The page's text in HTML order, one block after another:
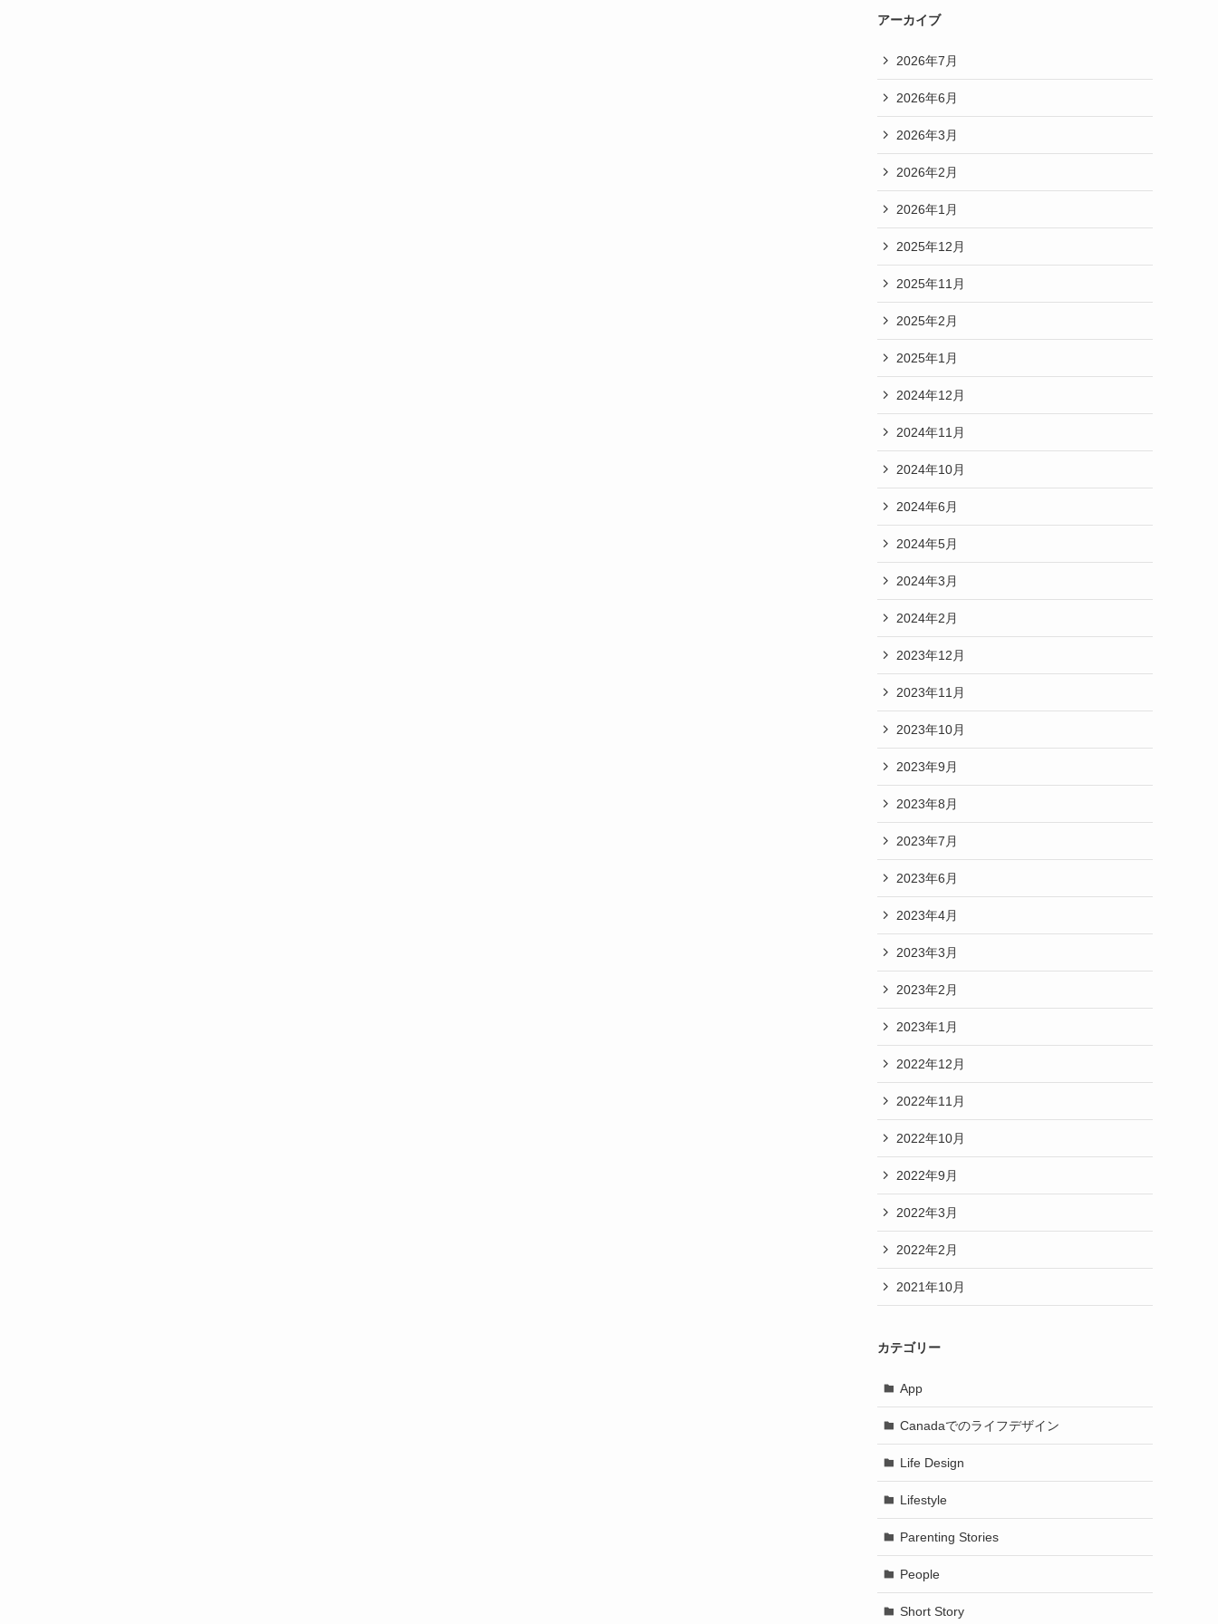
アーカイブ
2026年7月
2026年6月
2026年3月
2026年2月
2026年1月
2025年12月
2025年11月
2025年2月
2025年1月
2024年12月
2024年11月
2024年10月
2024年6月
2024年5月
2024年3月
2024年2月
2023年12月
2023年11月
2023年10月
2023年9月
2023年8月
2023年7月
2023年6月
2023年4月
2023年3月
2023年2月
2023年1月
2022年12月
2022年11月
2022年10月
2022年9月
2022年3月
2022年2月
2021年10月
カテゴリー
App
Canadaでのライフデザイン
Life Design
Lifestyle
Parenting Stories
People
Short Story